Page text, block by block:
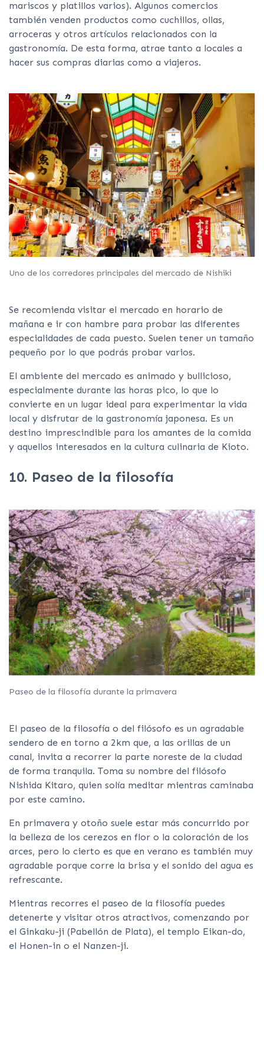
mariscos y platillos varios). Algunos comercios
también venden productos como cuchillos, ollas,
arroceras y otros artículos relacionados con la
gastronomía. De esta forma, atrae tanto a locales a
hacer sus compras diarias como a viajeros.
Uno de los corredores principales del mercado de Nishiki
Se recomienda visitar el mercado en horario de
mañana e ir con hambre para probar las diferentes
especialidades de cada puesto. Suelen tener un tamaño
pequeño por lo que podrás probar varios.
El ambiente del mercado es animado y bullicioso,
especialmente durante las horas pico, lo que lo
convierte en un lugar ideal para experimentar la vida
local y disfrutar de la gastronomía japonesa. Es un
destino imprescindible para los amantes de la comida
y aquellos interesados en la cultura culinaria de Kioto.
10. Paseo de la filosofía
Paseo de la filosofía durante la primavera
El paseo de la filosofía o del filósofo es un agradable
sendero de en torno a 2km que, a las orillas de un
canal, invita a recorrer la parte noreste de la ciudad
de forma tranquila. Toma su nombre del filósofo
Nishida Kitaro, quien solía meditar mientras caminaba
por este camino.
En primavera y otoño suele estar más concurrido por
la belleza de los cerezos en flor o la coloración de los
arces, pero lo cierto es que en verano es también muy
agradable porque corre la brisa y el sonido del agua es
refrescante.
Mientras recorres el paseo de la filosofía puedes
detenerte y visitar otros atractivos, comenzando por
el Ginkaku-ji (Pabellón de Plata), el templo Eikan-do,
el Honen-in o el Nanzen-ji.